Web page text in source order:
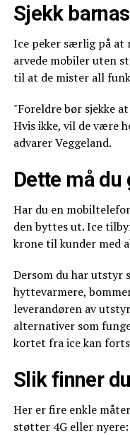
Sjekk
Ice peker særlig på at
arvede mobiler uten
til at de mister all
"Foreldre bør sjekke
Hvis ikke, vil de være
advarer Veggeland.
Dette må du
Har du en
den byttes ut. Ice
krone til kunder med
Dersom du har utstyr
hyttevarmere,
leverandøren av
alternativer som
kortet fra ice kan
Slik finner
Her er fire enkle
støtter 4G eller nyere: